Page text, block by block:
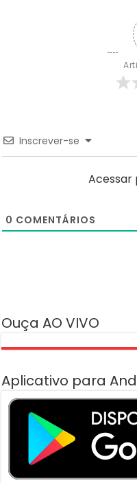
Inscrever-se
0 COMENTÁRIOS
Ouça AO VIVO
Aplicativo para